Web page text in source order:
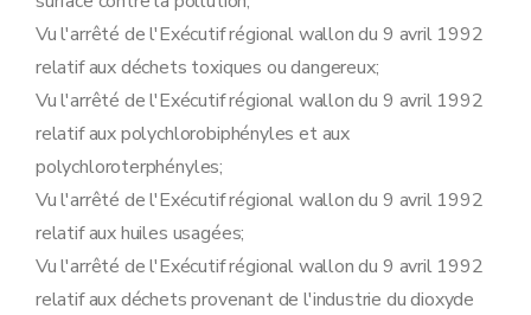
Art. 83
Art. 84
Sous-section 4
Art. 85
Art. 86
Section 6
Procédure de prolongation de la durée de validité d'un permis d'environnement accordé pour un établissement temporaire visée à l'article 52 du décret
Art. 87
Art. 88
Art. 89
Section 7 Mesures de police administrative
Sous-section première
Art. 90
Art. 91
Art. 92
Vu l'arrêté de l'Exécutif régional wallon du 9 avril 1992
relatif aux déchets toxiques ou dangereux;
Vu l'arrêté de l'Exécutif régional wallon du 9 avril 1992
relatif aux polychlorobiphényles et aux
polychloroterphényles;
Vu l'arrêté de l'Exécutif régional wallon du 9 avril 1992
relatif aux huiles usagées;
Vu l'arrêté de l'Exécutif régional wallon du 9 avril 1992
relatif aux déchets provenant de l'industrie du dioxyde